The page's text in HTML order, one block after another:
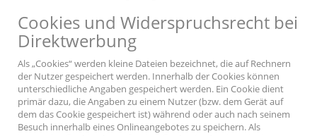
Cookies und Widerspruchsrecht bei
Direktwerbung
Als „Cookies“ werden kleine Dateien bezeichnet, die auf Rechnern
der Nutzer gespeichert werden. Innerhalb der Cookies können
unterschiedliche Angaben gespeichert werden. Ein Cookie dient
primär dazu, die Angaben zu einem Nutzer (bzw. dem Gerät auf
dem das Cookie gespeichert ist) während oder auch nach seinem
Besuch innerhalb eines Onlineangebotes zu speichern. Als